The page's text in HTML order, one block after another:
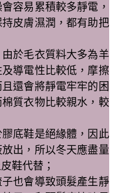
會容易累積較多靜電，
皮膚濕潤，都有助把
由於毛衣質料大多為羊
導電性比較低，摩擦
還會將靜電牢牢的困
質衣物比較親水，較
膠底鞋是絕緣體，因此
出，所以冬天應盡量
鞋代替；
子也會導致頭髮產生靜